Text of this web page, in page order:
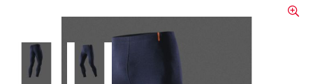
View larger imageView larger image